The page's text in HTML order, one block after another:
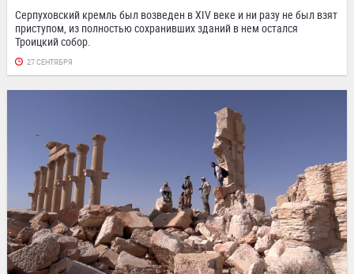
Серпуховский кремль был возведен в XIV веке и ни разу не был взят
приступом, из полностью сохранивших зданий в нем остался
Троицкий собор.
27 СЕНТЯБРЯ